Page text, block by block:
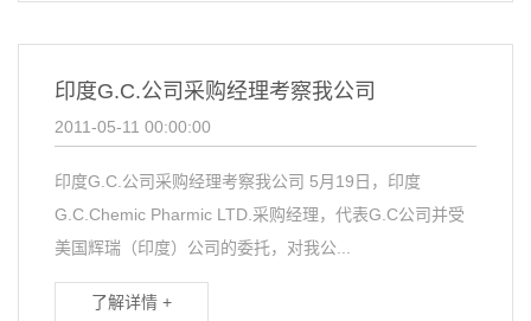
印度G.C.公司采购经理考察我公司
2011-05-11 00:00:00
印度G.C.公司采购经理考察我公司 5月19日，印度
G.C.Chemic Pharmic LTD.采购经理，代表G.C公司并受
美国辉瑞（印度）公司的委托，对我公...
了解详情 +